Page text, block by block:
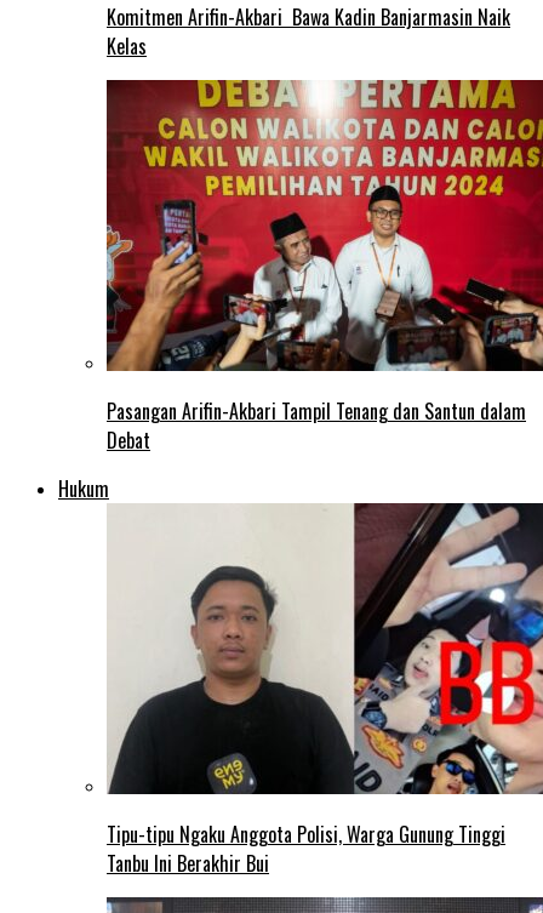
Komitmen Arifin-Akbari Bawa Kadin Banjarmasin Naik
Kelas
Pasangan Arifin-Akbari Tampil Tenang dan Santun dalam
Debat
Hukum
Tipu-tipu Ngaku Anggota Polisi, Warga Gunung Tinggi
Tanbu Ini Berakhir Bui